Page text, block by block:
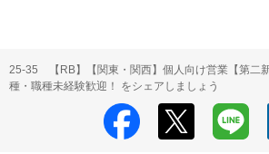
25-35 【RB】【関東・関西】個人向け営業【第
種・職種未経験歓迎！ をシェアしましょう